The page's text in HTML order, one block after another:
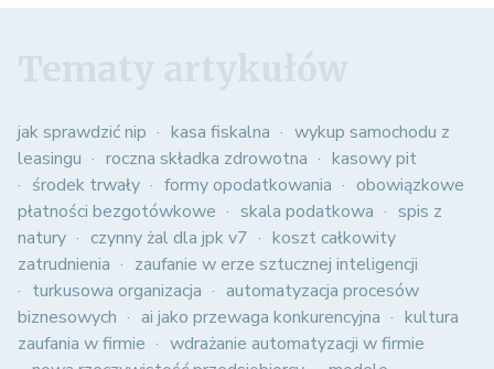
jak sprawdzić nip kasa fiskalna
wykup samochodu z
leasingu
roczna składka zdrowotna
kasowy pit
środek trwały
formy opodatkowania
obowiązkowe
płatności bezgotówkowe
skala podatkowa
spis z
natury
czynny żal dla jpk v7
koszt całkowity
zatrudnienia
zaufanie w erze sztucznej inteligencji
turkusowa organizacja
automatyzacja procesów
biznesowych
ai jako przewaga konkurencyjna
kultura
zaufania w firmie
wdrażanie automatyzacji w firmie